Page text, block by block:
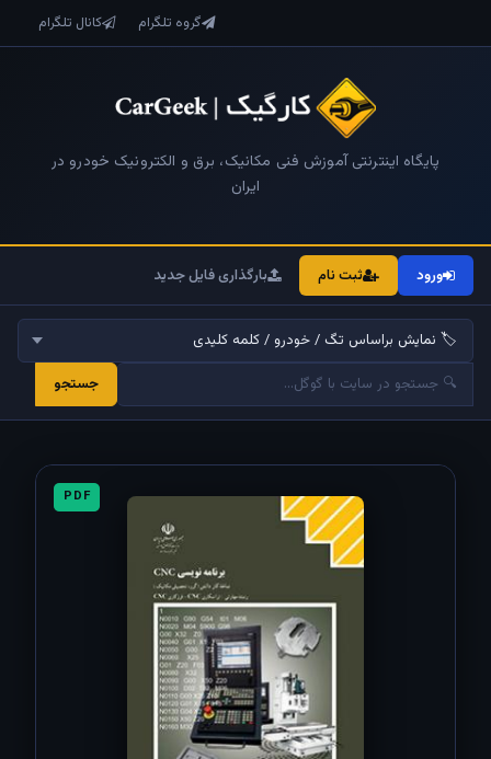
گروه تلگرام کانال تلگرام
پایگاه اینترنتی آموزش فنی مکانیک، برق و الکترونیک خودرو در
ایران
ورود ثبت نام بارگذاری فایل جدید
جستجو
PDF